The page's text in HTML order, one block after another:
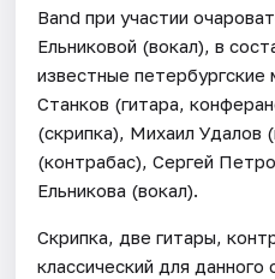
Band при участии
Ельниковой (вокал), в
известные петербургские
Станков (гитара,
(скрипка), Михаил Удалов
(контрабас), Сергей
Ельникова (вокал).
Скрипка, две гитары,
классический для